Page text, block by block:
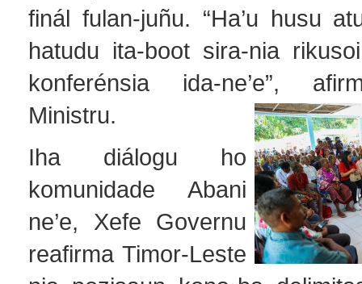
finál fulan-juñu. “Ha’u husu
hatudu ita-boot sira-nia
konferénsia ida-ne’e”,
Ministru.
Iha diálogu ho
komunidade Abani
ne’e, Xefe Governu
reafirma Timor-Leste